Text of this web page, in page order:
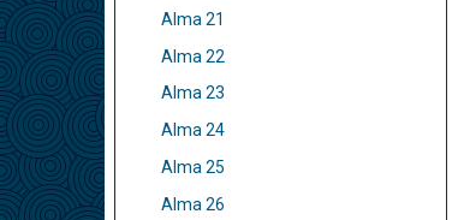
Alma 21
Alma 22
Alma 23
Alma 24
Alma 25
Alma 26